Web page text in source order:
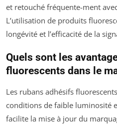
et retouché fréquente-ment
L’utilisation de produits
longévité et l’efficacité de la
Quels sont les
fluorescents dans le
Les rubans adhésifs
conditions de faible luminosité
facilite la mise à jour du